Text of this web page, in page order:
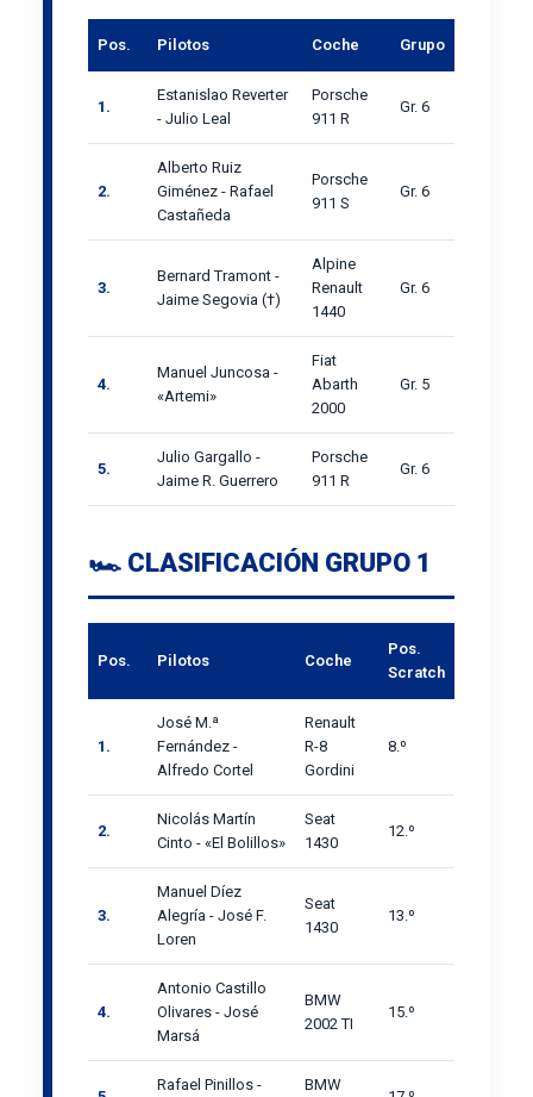
Pos. Pilotos Coche Grupo
1.
Estanislao Reverter
- Julio Leal
Porsche
911 R
Gr. 6
2.
Alberto Ruiz
Giménez - Rafael
Castañeda
Porsche
911 S
Gr. 6
3.
Bernard Tramont -
Jaime Segovia (†)
Alpine
Renault
1440
Gr. 6
4.
Manuel Juncosa -
«Artemi»
Fiat
Abarth
2000
Gr. 5
5.
Julio Gargallo -
Jaime R. Guerrero
Porsche
911 R
Gr. 6
🏎️ CLASIFICACIÓN GRUPO 1
Pos. Pilotos Coche
Pos.
Scratch
1.
José M.ª
Fernández -
Alfredo Cortel
Renault
R-8
Gordini
8.º
2.
Nicolás Martín
Cinto - «El Bolillos»
Seat
1430
12.º
3.
Manuel Díez
Alegría - José F.
Loren
Seat
1430
13.º
4.
Antonio Castillo
Olivares - José
Marsá
BMW
2002 TI
15.º
Rafael Pinillos - BMW